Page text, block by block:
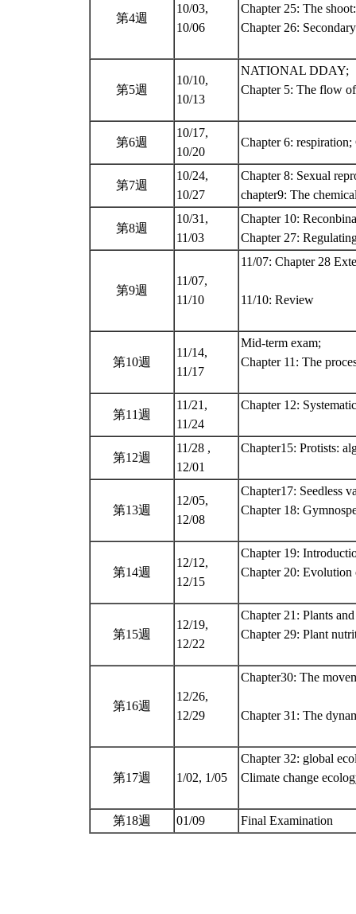
第4週
10/03,
10/06
Chapter 25: The
Chapter 26:
第5週
10/10,
10/13
NATIONAL DDAY;
Chapter 5: The flow
第6週
10/17,
10/20
Chapter 6:
第7週
10/24,
10/27
Chapter 8: Sexual
chapter9: The
第8週
10/31,
11/03
Chapter 10:
Chapter 27:
第9週
11/07,
11/10
11/07: Chapter 28
11/10: Review
第10週
11/14,
11/17
Mid-term exam;
Chapter 11: The
第11週
11/21,
11/24
Chapter 12:
第12週
11/28 ,
12/01
Chapter15: Protists:
第13週
12/05,
12/08
Chapter17: Seedless
Chapter 18:
第14週
12/12,
12/15
Chapter 19:
Chapter 20: Evolution
第15週
12/19,
12/22
Chapter 21: Plants
Chapter 29: Plant
第16週
12/26,
12/29
Chapter30: The
Chapter 31: The
第17週 1/02, 1/05
Chapter 32: global
Climate change
第18週 01/09 Final Examination